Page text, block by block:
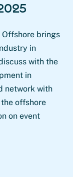
brings
in
with the
in
network with
offshore
on event